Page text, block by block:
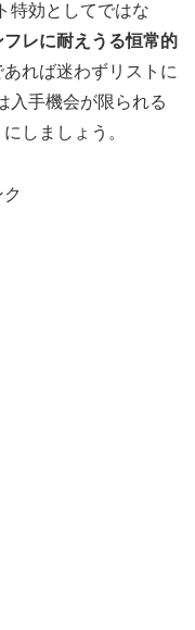
特効としてではな
レに耐えうる恒常的
れば迷わずリストに
入手機会が限られる
しましょう。